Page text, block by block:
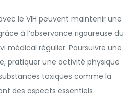
le VIH peuvent maintenir une
à l’observance rigoureuse du
médical régulier. Poursuivre une
pratiquer une activité physique
toxiques comme la
des aspects essentiels.